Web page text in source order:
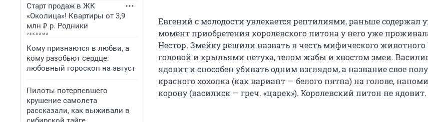
Старт продаж в ЖК
«Околица»! Квартиры от 3,9
млн ₽ р. Родники
Кому признаются в любви, а
кому разобьют сердце:
любовный гороскоп на август
Пилоты потерпевшего
крушение самолета
рассказали, как выживали в
Евгений с молодости увлекается рептилиями, раньше содержал
момент приобретения королевского питона у него уже
Нестор. Змейку решили назвать в честь мифического
головой и крыльями петуха, телом жабы и хвостом змеи.
ядовит и способен убивать одним взглядом, а название свое
красного хохолка (как вариант — белого пятна) на голове,
корону (василиск — греч. «царек»). Королевский питон не ядовит.